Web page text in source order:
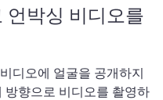
언박싱 비디오를
디오에 얼굴을 공개하지
방향으로 비디오를 촬영하